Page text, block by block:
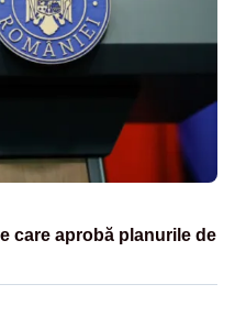
care aprobă planurile de